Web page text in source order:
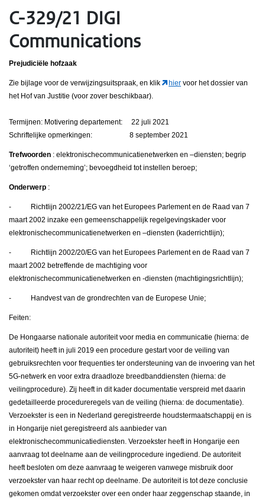
C-329/21 DIGI
Communications
Prejudiciële hofzaak
Zie bijlage voor de verwijzingsuitspraak, en klik hier voor het dossier van
het Hof van Justitie (voor zover beschikbaar).
Termijnen: Motivering departement: 22 juli 2021
Schriftelijke opmerkingen: 8 september 2021
Trefwoorden : elektronischecommunicatienetwerken en –diensten; begrip
‘getroffen onderneming’; bevoegdheid tot instellen beroep;
Onderwerp :
- Richtlijn 2002/21/EG van het Europees Parlement en de Raad van 7
maart 2002 inzake een gemeenschappelijk regelgevingskader voor
elektronischecommunicatienetwerken en –diensten (kaderrichtlijn);
- Richtlijn 2002/20/EG van het Europees Parlement en de Raad van 7
maart 2002 betreffende de machtiging voor
elektronischecommunicatienetwerken en -diensten (machtigingsrichtlijn);
- Handvest van de grondrechten van de Europese Unie;
Feiten:
De Hongaarse nationale autoriteit voor media en communicatie (hierna: de
autoriteit) heeft in juli 2019 een procedure gestart voor de veiling van
gebruiksrechten voor frequenties ter ondersteuning van de invoering van het
5G-netwerk en voor extra draadloze breedbanddiensten (hierna: de
veilingprocedure). Zij heeft in dit kader documentatie verspreid met daarin
gedetailleerde procedureregels van de veiling (hierna: de documentatie).
Verzoekster is een in Nederland geregistreerde houdstermaatschappij en is
in Hongarije niet geregistreerd als aanbieder van
elektronischecommunicatiediensten. Verzoekster heeft in Hongarije een
aanvraag tot deelname aan de veilingprocedure ingediend. De autoriteit
heeft besloten om deze aanvraag te weigeren vanwege misbruik door
verzoekster van haar recht op deelname. De autoriteit is tot deze conclusie
gekomen omdat verzoekster over een onder haar zeggenschap staande, in